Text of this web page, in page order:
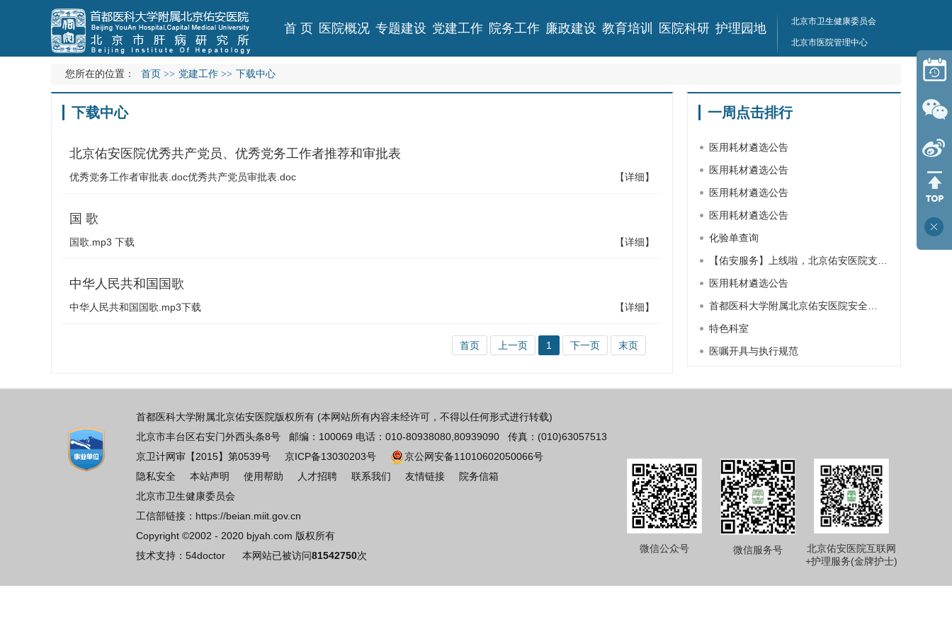
首 页 医院概况 专题建设 党建工作 院务工作 廉政建设 教育培训 医院科研 护理园地 北京市卫生健康委员会
北京市医院管理中心
您所在的位置： 首页 >> 党建工作 >> 下载中心
下载中心
北京佑安医院优秀共产党员、优秀党务工作者推荐和审批表
优秀党务工作者审批表.doc优秀共产党员审批表.doc 【详细】
国 歌
国歌.mp3 下载 【详细】
中华人民共和国国歌
中华人民共和国国歌.mp3下载 【详细】
首页 上一页 1 下一页 末页
一周点击排行
医用耗材遴选公告
医用耗材遴选公告
医用耗材遴选公告
医用耗材遴选公告
化验单查询
【佑安服务】上线啦，北京佑安医院支…
医用耗材遴选公告
首都医科大学附属北京佑安医院安全…
特色科室
医嘱开具与执行规范
首都医科大学附属北京佑安医院版权所有 (本网站所有内容未经许可，不得以任何形式进行转载)
北京市丰台区右安门外西头条8号 邮编：100069 电话：010-80938080,80939090 传真：(010)63057513
京卫计网审【2015】第0539号 京ICP备13030203号
京公网安备11010602050066号
隐私安全
本站声明 使用帮助 人才招聘 联系我们 友情链接
院务信箱
北京市卫生健康委员会
工信部链接： https://beian.miit.gov.cn
Copyright ©2002 - 2020 bjyah.com 版权所有
技术支持： 54doctor 本网站已被访问81542750次
微信公众号 微信服务号
北京佑安医院互联网
+护理服务(金牌护士)